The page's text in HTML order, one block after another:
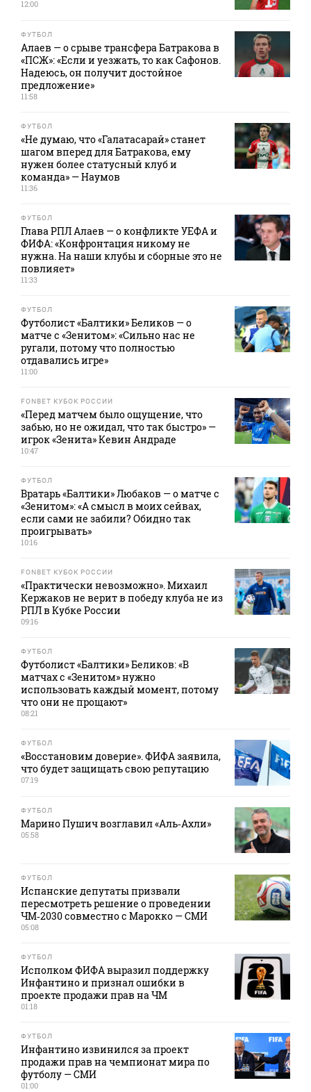
12:00
ФУТБОЛ
Алаев — о срыве трансфера Батракова в
«ПСЖ»: «Если и уезжать, то как Сафонов.
Надеюсь, он получит достойное
предложение»
11:58
ФУТБОЛ
«Не думаю, что «Галатасарай» станет
шагом вперед для Батракова, ему
нужен более статусный клуб и
команда» — Наумов
11:36
ФУТБОЛ
Глава РПЛ Алаев — о конфликте УЕФА и
ФИФА: «Конфронтация никому не
нужна. На наши клубы и сборные это не
повлияет»
11:33
ФУТБОЛ
Футболист «Балтики» Беликов — о
матче с «Зенитом»: «Сильно нас не
ругали, потому что полностью
отдавались игре»
11:00
FONBET КУБОК РОССИИ
«Перед матчем было ощущение, что
забью, но не ожидал, что так быстро» —
игрок «Зенита» Кевин Андраде
10:47
ФУТБОЛ
Вратарь «Балтики» Любаков — о матче с
«Зенитом»: «А смысл в моих сейвах,
если сами не забили? Обидно так
проигрывать»
10:16
FONBET КУБОК РОССИИ
«Практически невозможно». Михаил
Кержаков не верит в победу клуба не из
РПЛ в Кубке России
09:16
ФУТБОЛ
Футболист «Балтики» Беликов: «В
матчах с «Зенитом» нужно
использовать каждый момент, потому
что они не прощают»
08:21
ФУТБОЛ
«Восстановим доверие». ФИФА заявила,
что будет защищать свою репутацию
07:19
ФУТБОЛ
Марино Пушич возглавил «Аль‑Ахли»
05:58
ФУТБОЛ
Испанские депутаты призвали
пересмотреть решение о проведении
ЧМ‑2030 совместно с Марокко — СМИ
05:08
ФУТБОЛ
Исполком ФИФА выразил поддержку
Инфантино и признал ошибки в
проекте продажи прав на ЧМ
01:18
ФУТБОЛ
Инфантино извинился за проект
продажи прав на чемпионат мира по
футболу — СМИ
01:00